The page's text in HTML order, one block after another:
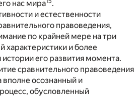
нас мира
.
и естественности
правоведения,
по крайней мере на три
характеристики и более
истории его развития момента.
сравнительного правоведения
вполне осознанный и
обусловленный